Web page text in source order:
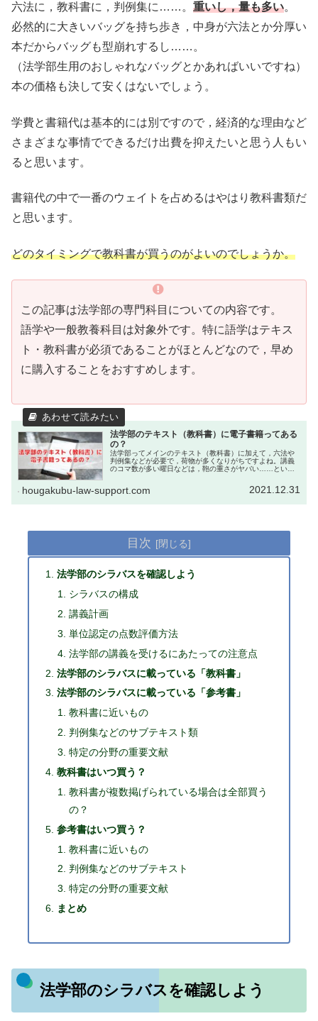
六法に，教科書に，判例集に……。 重いし，量も多い。
必然的に大きいバッグを持ち歩き，中身が六法とか分厚い
本だからバッグも型崩れするし……。
（法学部生用のおしゃれなバッグとかあればいいですね）
本の価格も決して安くはないでしょう。
学費と書籍代は基本的には別ですので，経済的な理由など
さまざまな事情でできるだけ出費を抑えたいと思う人もい
ると思います。
書籍代の中で一番のウェイトを占めるはやはり教科書類だ
と思います。
どのタイミングで教科書が買うのがよいのでしょうか。
この記事は法学部の専門科目についての内容です。
語学や一般教養科目は対象外です。特に語学はテキス
ト・教科書が必須であることがほとんどなので，早め
に購入することをおすすめします。
法学部のテキスト（教科書）に電子書籍ってある
の？
法学部ってメインのテキスト（教科書）に加えて，六法や
判例集などが必要で，荷物が多くなりがちですよね。講義
のコマ数が多い曜日などは，鞄の重さがヤバい……という
hougakubu-law-support.com 2021.12.31
目次
法学部のシラバスを確認しよう
シラバスの構成
講義計画
単位認定の点数評価方法
法学部の講義を受けるにあたっての注意点
法学部のシラバスに載っている「教科書」
法学部のシラバスに載っている「参考書」
教科書に近いもの
判例集などのサブテキスト類
特定の分野の重要文献
教科書はいつ買う？
教科書が複数掲げられている場合は全部買う
の？
参考書はいつ買う？
教科書に近いもの
判例集などのサブテキスト
特定の分野の重要文献
まとめ
法学部のシラバスを確認しよう